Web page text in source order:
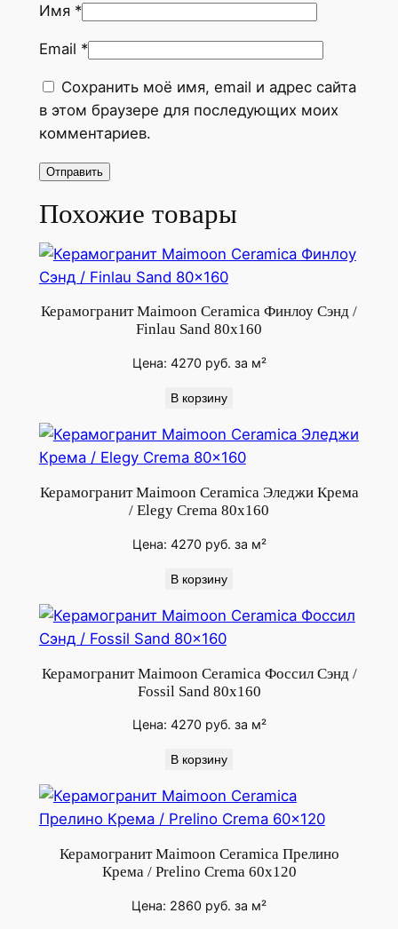
a
m
c
a
А
м
б
и
е
н
т
о
A
m
o
f
f
0
6
Имя *
Email *
Сохранить моё имя, email и адрес сайта
в этом браузере для последующих моих
комментариев.
Похожие товары
Керамогранит Maimoon Ceramica Финлоу Сэнд /
Finlau Sand 80x160
Цена: 4270 руб. за м²
В корзину
Керамогранит Maimoon Ceramica Эледжи Крема
/ Elegy Crema 80x160
Цена: 4270 руб. за м²
В корзину
Керамогранит Maimoon Ceramica Фоссил Сэнд /
Fossil Sand 80x160
Цена: 4270 руб. за м²
В корзину
Керамогранит Maimoon Ceramica Прелино
Крема / Prelino Crema 60x120
Цена: 2860 руб. за м²